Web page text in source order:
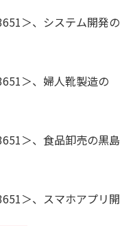
＞、システム開発の
＞、婦人靴製造の
＞、食品卸売の黒島
＞、スマホアプリ開